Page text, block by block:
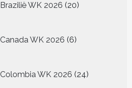
Brazilië WK 2026 20
producten
Canada WK 2026 6
producten
Colombia WK 2026 24
producten